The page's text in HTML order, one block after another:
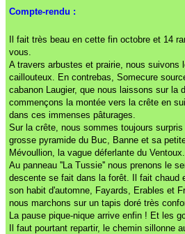
Compte-rendu :
Il fait très beau en cette fin octobre et 14
vous.
A travers arbustes et prairie, nous suivons
caillouteux. En contrebas, Somecure
cabanon Laugier, que nous laissons sur la
commençons la montée vers la crête en
dans ces immenses pâturages.
Sur la crête, nous sommes toujours
grosse pyramide du Buc, Banne et sa
Mévoullion, la vague déferlante du Ventoux...
Au panneau ''La Tussie'' nous prenons le
descente se fait dans la forêt. Il fait chaud
son habit d'automne, Fayards, Erables et
nous marchons sur un tapis doré très
La pause pique-nique arrive enfin ! Et les
Il faut pourtant repartir, le chemin sillonne